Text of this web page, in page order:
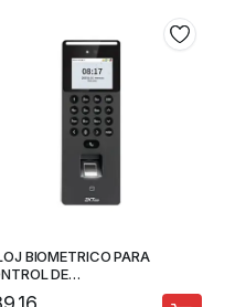
BIOMETRICO PARA
DE
ASISTENCIA –